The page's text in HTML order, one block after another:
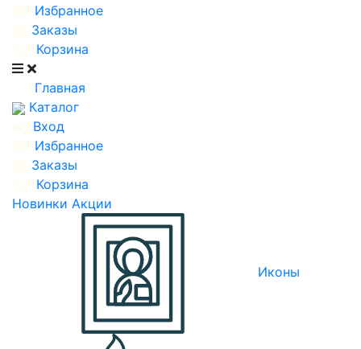
Избранное
Заказы
Корзина
Главная
Каталог
Вход
Избранное
Заказы
Корзина
Новинки Акции
Иконы